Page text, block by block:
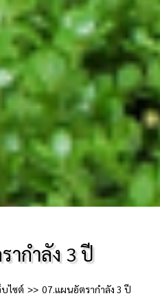
ากำลัง 3 ปี
บไซต์ 07.แผนอัตรากำลัง 3 ปี